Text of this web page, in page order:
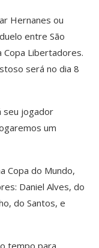
Hernanes ou
entre São
Copa Libertadores.
será no dia 8
seu jogador
um
Copa do Mundo,
Daniel Alves, do
do Santos, e
tempo para